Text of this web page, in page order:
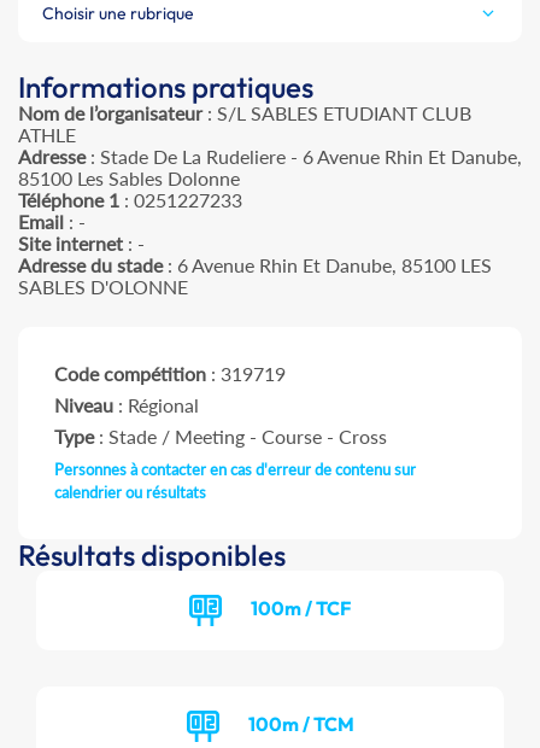
Choisir une rubrique
Informations pratiques
Nom de l’organisateur: S/L SABLES ETUDIANT CLUB
ATHLE
Adresse: Stade De La Rudeliere - 6 Avenue Rhin Et Danube,
85100 Les Sables Dolonne
Téléphone 1 : 0251227233
Email : -
Site internet : -
Adresse du stade: 6 Avenue Rhin Et Danube, 85100 LES
SABLES D'OLONNE
Code compétition : 319719
Niveau : Régional
Type: Stade / Meeting - Course - Cross
Personnes à contacter en cas d'erreur de contenu sur
calendrier ou résultats
Résultats disponibles
100m / TCF
100m / TCM